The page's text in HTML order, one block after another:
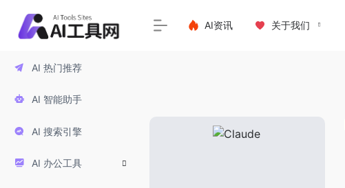
AI 热门推荐
AI 智能助手
AI 搜索引擎
AI 办公工具
AI资讯 关于我们